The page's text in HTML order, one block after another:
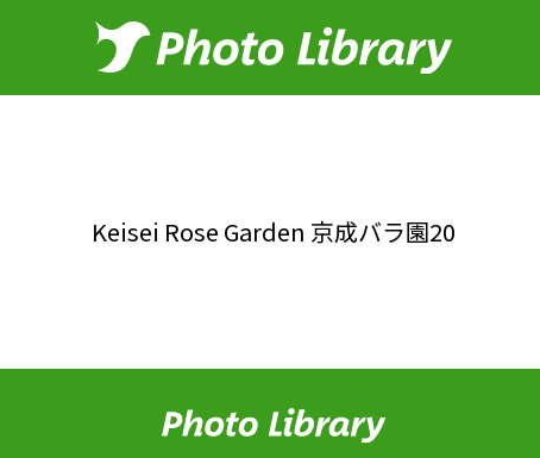
Keisei Rose Garden 京成バラ園20